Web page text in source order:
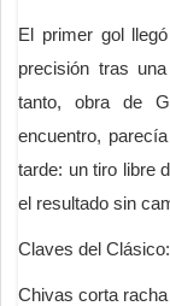
El primer gol
precisión tras
tanto, obra de
encuentro,
tarde: un tiro libre
el resultado sin
Claves del Clásico:
Chivas corta